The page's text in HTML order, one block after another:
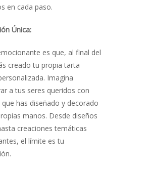
en cada paso.
Única:
es que, al final del
creado tu propia tarta
Imagina
a tus seres queridos con
has diseñado y decorado
manos. Desde diseños
creaciones temáticas
el límite es tu